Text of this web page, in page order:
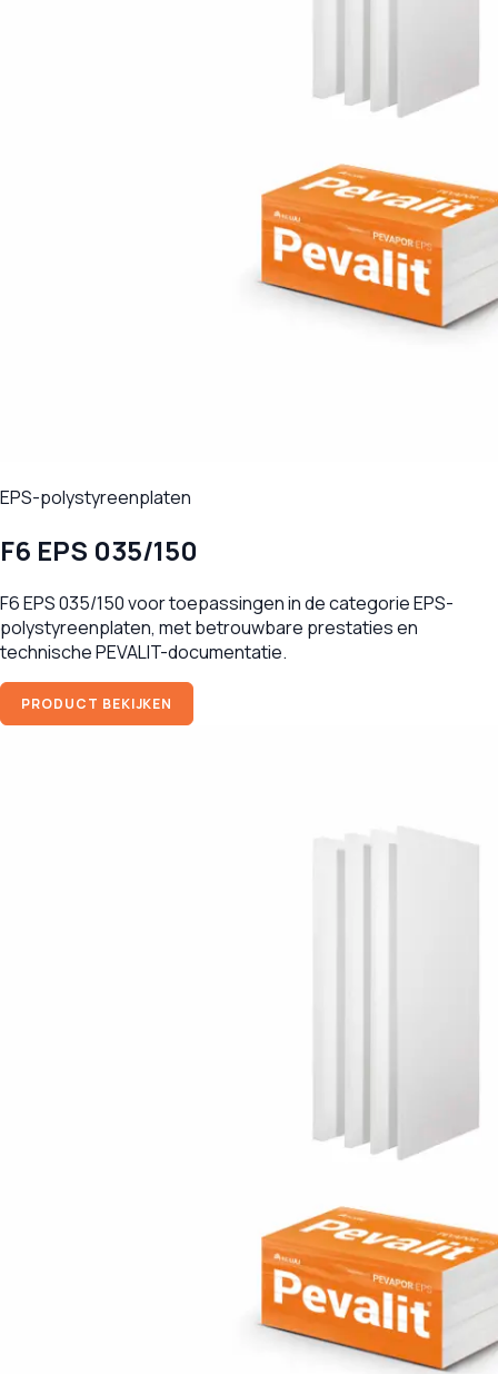
EPS-polystyreenplaten
F6 EPS 035/150
F6 EPS 035/150 voor toepassingen in de categorie EPS-
polystyreenplaten, met betrouwbare prestaties en
technische PEVALIT-documentatie.
PRODUCT BEKIJKEN